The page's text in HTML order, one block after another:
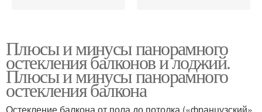
Плюсы и минусы панорамного
остекления балконов и лоджий.
Плюсы и минусы панорамного
остекления балкона